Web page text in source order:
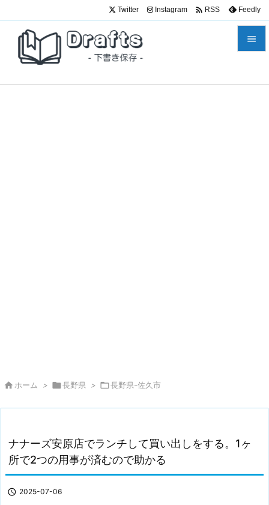

Twitter Instagram  RSS Feedly
 ホーム > 長野県 > 長野県-佐久市
ナナーズ安原店でランチして買い出しをする。1ヶ
所で2つの用事が済むので助かる
 2025-07-06